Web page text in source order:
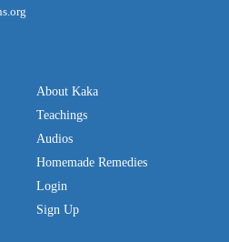
About Kaka
Teachings
Audios
Homemade Remedies
Login
Sign Up